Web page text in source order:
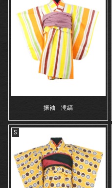
振袖 滝縞
S